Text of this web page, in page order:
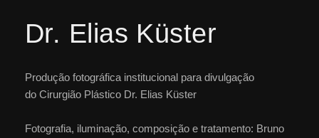
Dr. Elias Küster
Produção fotográfica institucional para divulgação
do Cirurgião Plástico Dr. Elias Küster
Fotografia, iluminação, composição e tratamento: Bruno